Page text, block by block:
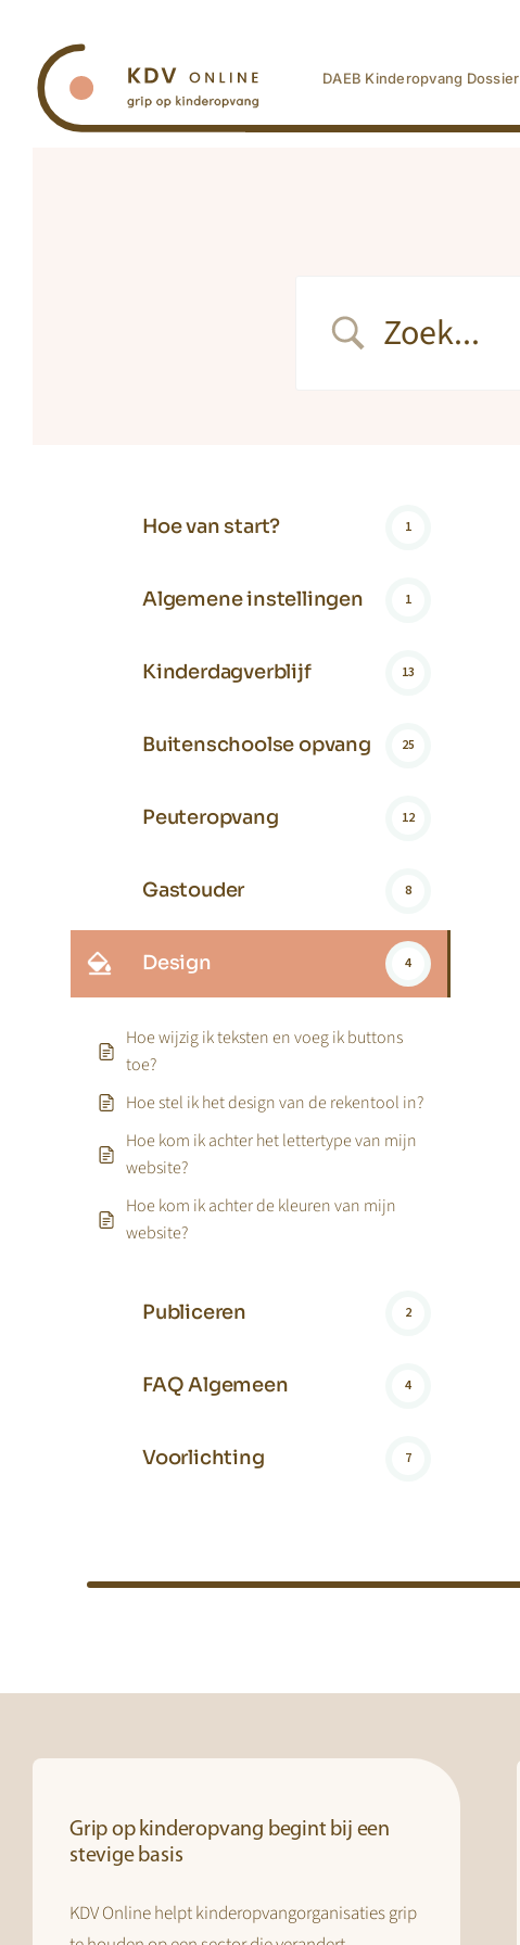
inhoud
DAEB Kinderopvang Dossier
Hoe van start? 1
Algemene instellingen 1
Kinderdagverblijf 13
Buitenschoolse opvang 25
Peuteropvang 12
Gastouder 8
Design 4
Hoe wijzig ik teksten en voeg ik buttons
toe?
Hoe stel ik het design van de rekentool in?
Hoe kom ik achter het lettertype van mijn
website?
Hoe kom ik achter de kleuren van mijn
website?
Publiceren 2
FAQ Algemeen 4
Voorlichting 7
Grip op kinderopvang begint bij een
stevige basis
KDV Online helpt kinderopvangorganisaties grip